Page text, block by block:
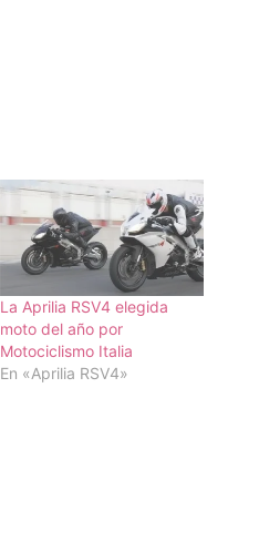
La Aprilia RSV4 elegida
moto del año por
Motociclismo Italia
En «Aprilia RSV4»